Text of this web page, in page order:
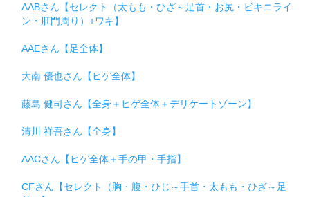
AABさん【セレクト（太もも・ひざ～足首・お尻・ビキニライ
ン・肛門周り）+ワキ】
AAEさん【足全体】
大南 優也さん【ヒゲ全体】
藤島 健司さん【全身＋ヒゲ全体＋デリケートゾーン】
清川 祥吾さん【全身】
AACさん【ヒゲ全体＋手の甲・手指】
CFさん【セレクト（胸・腹・ひじ～手首・太もも・ひざ～足